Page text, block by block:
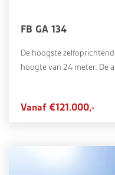
FB GA 134
De hoogste
hoogte van 24 meter. De
Vanaf €121.000,-